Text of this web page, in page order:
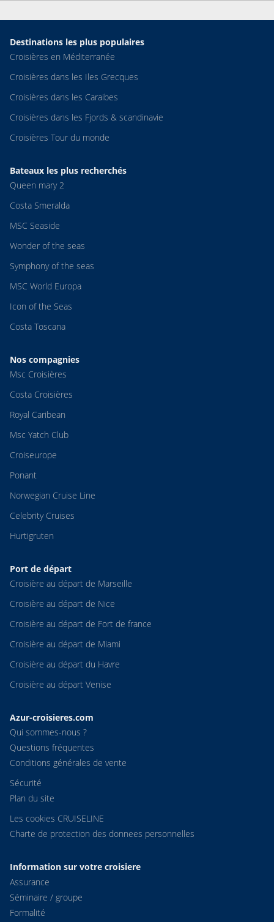
Destinations les plus populaires
Croisières en Méditerranée
Croisières dans les Iles Grecques
Croisières dans les Caraibes
Croisières dans les Fjords & scandinavie
Croisières Tour du monde
Bateaux les plus recherchés
Queen mary 2
Costa Smeralda
MSC Seaside
Wonder of the seas
Symphony of the seas
MSC World Europa
Icon of the Seas
Costa Toscana
Nos compagnies
Msc Croisières
Costa Croisières
Royal Caribean
Msc Yatch Club
Croiseurope
Ponant
Norwegian Cruise Line
Celebrity Cruises
Hurtigruten
Port de départ
Croisière au départ de Marseille
Croisière au départ de Nice
Croisière au départ de Fort de france
Croisière au départ de Miami
Croisière au départ du Havre
Croisière au départ Venise
Azur-croisieres.com
Qui sommes-nous ?
Questions fréquentes
Conditions générales de vente
Sécurité
Plan du site
Les cookies CRUISELINE
Charte de protection des donnees personnelles
Information sur votre croisiere
Assurance
Séminaire / groupe
Formalité